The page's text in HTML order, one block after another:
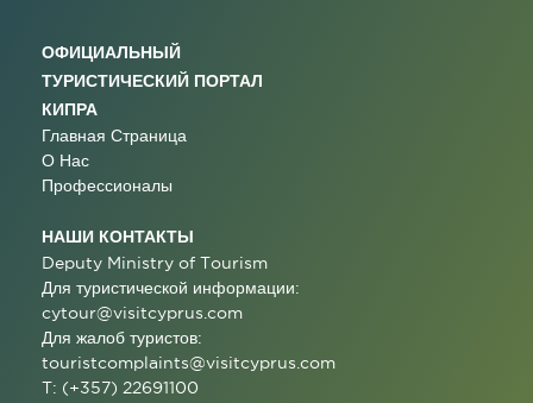
ОФИЦИАЛЬНЫЙ
ТУРИСТИЧЕСКИЙ ПОРТАЛ
КИПРА
Главная Страница
О Нас
Профессионалы
НАШИ КОНТАКТЫ
Deputy Ministry of Tourism
Для туристической информации:
cytour@visitcyprus.com
Для жалоб туристов:
touristcomplaints@visitcyprus.com
T: (+357) 22691100